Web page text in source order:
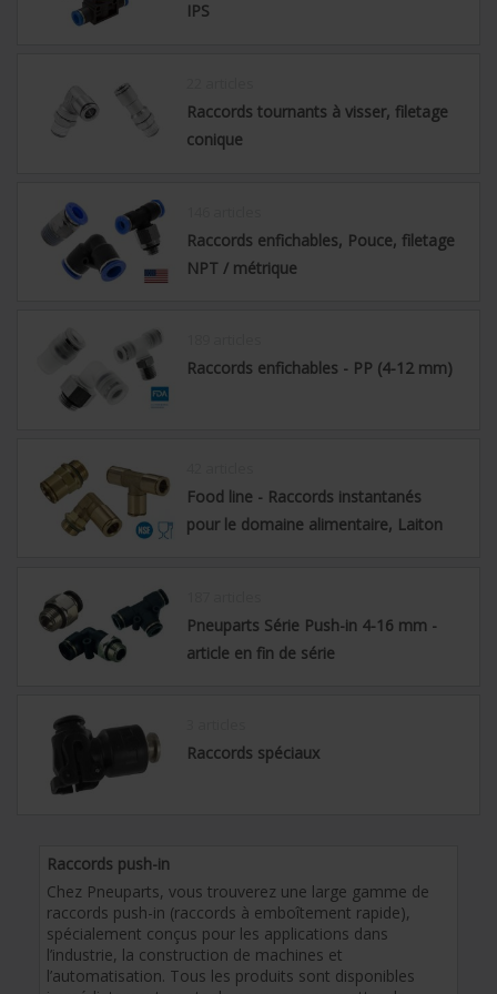
IPS
Raccords tournants à visser, filetage
conique
Raccords enfichables, Pouce, filetage
NPT / métrique
Raccords enfichables - PP (4-12 mm)
Food line - Raccords instantanés
pour le domaine alimentaire, Laiton
Pneuparts Série Push-in 4-16 mm -
article en fin de série
Raccords spéciaux
Raccords push-in
Chez Pneuparts, vous trouverez une large gamme de
raccords push-in (raccords à emboîtement rapide),
spécialement conçus pour les applications dans
l’industrie, la construction de machines et
l’automatisation. Tous les produits sont disponibles